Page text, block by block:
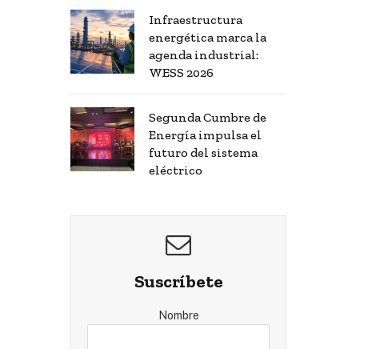
Infraestructura
energética marca la
agenda industrial:
WESS 2026
Segunda Cumbre de
Energía impulsa el
futuro del sistema
eléctrico
Suscríbete
Nombre